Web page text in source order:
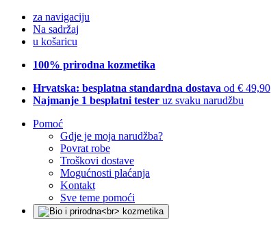
za navigaciju
Na sadržaj
u košaricu
100% prirodna kozmetika
Hrvatska: besplatna standardna dostava od € 49,90
Najmanje 1 besplatni tester uz svaku narudžbu
Pomoć
Gdje je moja narudžba?
Povrat robe
Troškovi dostave
Mogućnosti plaćanja
Kontakt
Sve teme pomoći